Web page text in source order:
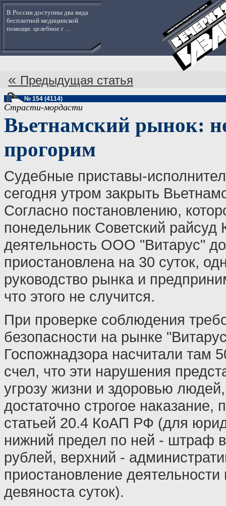
В России доступны два вида
бесплатной медицинской
помощи: целебное г ...
« Предыдущая статья
№ 154 (4114)
Страсти-мордасти
Вьетнамский рынок:
прогорим
Судебные приставы-
сегодня утром закрыть
Согласно постановлению,
понедельник Советский райсуд
деятельность ООО "Витарус"
приостановлена на 30 суток,
руководство рынка и
что этого не случится.
При проверке соблюдения
безопасности на рынке
Госпожнадзора насчитали там
счел, что эти нарушения
угрозу жизни и здоровью
достаточно строгое наказание,
статьей 20.4 КоАП РФ (для
нижний предел по ней - штраф
рублей, верхний -
приостановление деятельности
девяноста суток).